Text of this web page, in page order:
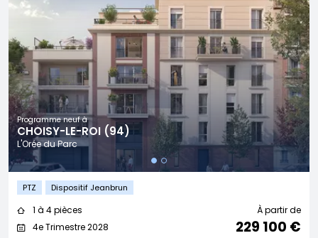
Programme neuf à
CHOISY-LE-ROI (94)
L'Orée du Parc
PTZ Dispositif Jeanbrun
1 à 4 pièces
4e Trimestre 2028
À partir de
229 100 €